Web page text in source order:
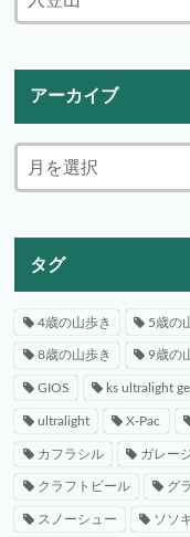
アーカイブ
タグ
4歳の山歩き 5歳の
8歳の山歩き 9歳の
GIOS ks ultralight
ultralight X-Pac
カフラシル ガレー
クラフトビール グ
スノーシュー ソソ